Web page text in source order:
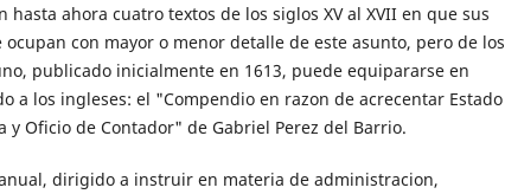
hasta ahora cuatro textos de los siglos XV al XVII en que sus
ocupan con mayor o menor detalle de este asunto, pero de los
publicado inicialmente en 1613, puede equipararse en
a los ingleses: el "Compendio en razon de acrecentar Estado
y Oficio de Contador" de Gabriel Perez del Barrio.
dirigido a instruir en materia de administracion,